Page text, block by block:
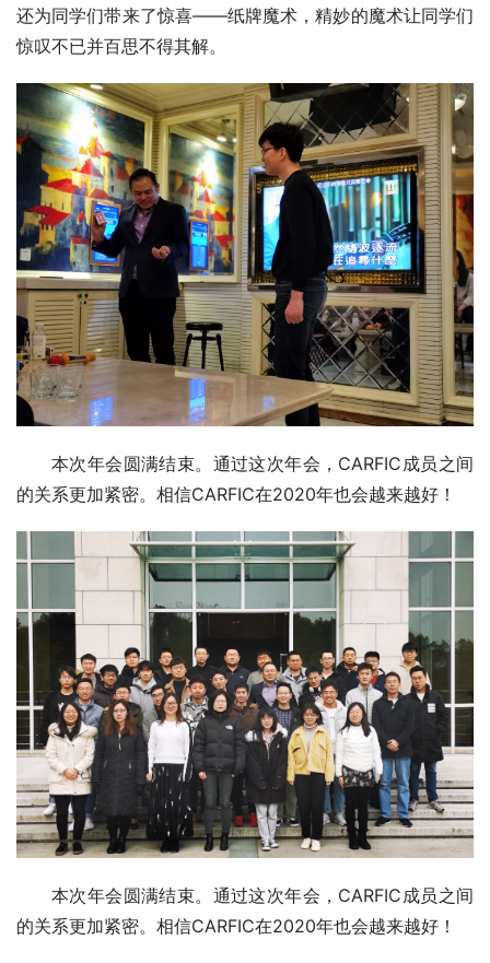
还为同学们带来了惊喜——纸牌魔术，精妙的魔术让同学们
惊叹不已并百思不得其解。
本次年会圆满结束。通过这次年会，CARFIC成员之间
的关系更加紧密。相信CARFIC在2020年也会越来越好！
本次年会圆满结束。通过这次年会，CARFIC成员之间
的关系更加紧密。相信CARFIC在2020年也会越来越好！